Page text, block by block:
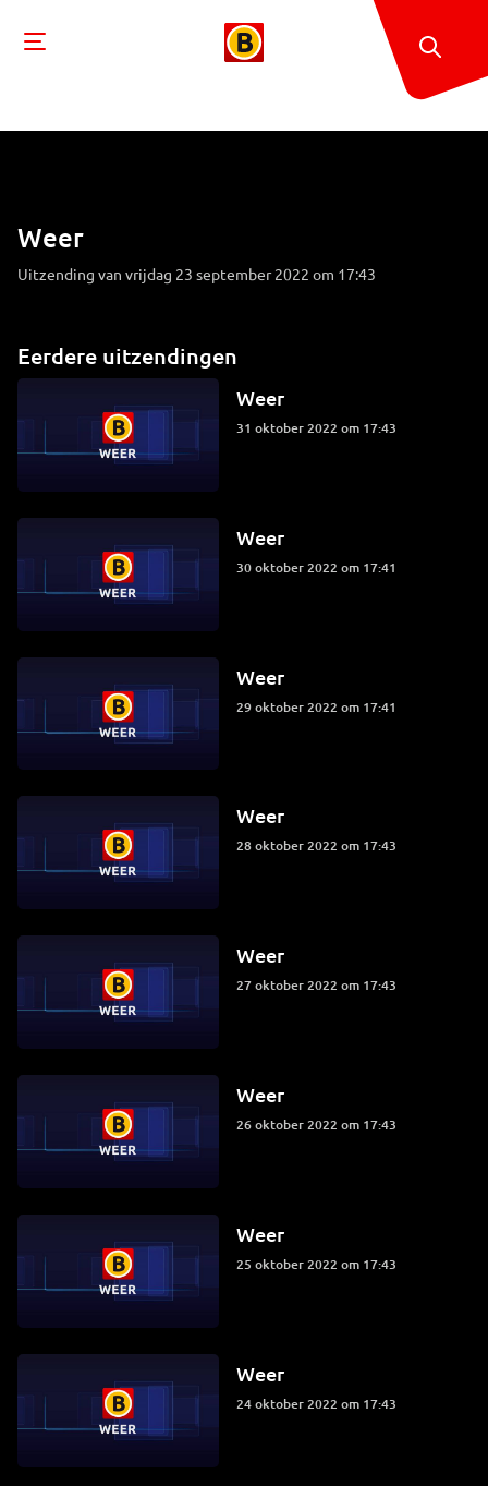
Weer
Uitzending van vrijdag 23 september 2022 om 17:43
Eerdere uitzendingen
Weer
31 oktober 2022 om 17:43
Weer
30 oktober 2022 om 17:41
Weer
29 oktober 2022 om 17:41
Weer
28 oktober 2022 om 17:43
Weer
27 oktober 2022 om 17:43
Weer
26 oktober 2022 om 17:43
Weer
25 oktober 2022 om 17:43
Weer
24 oktober 2022 om 17:43